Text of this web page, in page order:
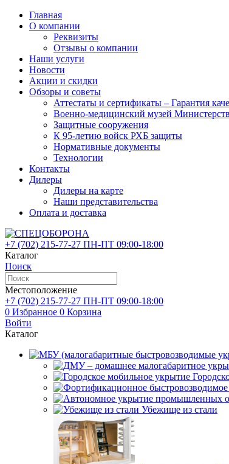
Главная
О компании
Реквизиты
Отзывы о компании
Наши услуги
Новости
Акции и скидки
Обзоры и советы
Аттестаты и сертификаты – Гарантия
Военно-медицинский музей
Защитные сооружения
К 95-летию войск РХБ защиты
Нормативные документы
Технологии
Контакты
Дилеры
Дилеры на карте
Наши представительства
Оплата и доставка
+7 (702) 215-77-27 ПН-ПТ 09:00-18:00
Каталог
Поиск
Местоположение
+7 (702) 215-77-27 ПН-ПТ 09:00-18:00
0 Избранное 0 Корзина
Войти
Каталог
Убежище из стали